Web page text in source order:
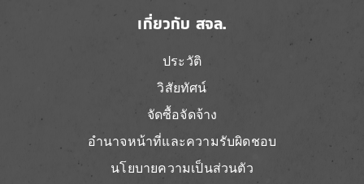
เกี่ยวกับ สจล.
ประวัติ
วิสัยทัศน์
จัดซื้อจัดจ้าง
อำนาจหน้าที่และความรับผิดชอบ
นโยบายความเป็นส่วนตัว